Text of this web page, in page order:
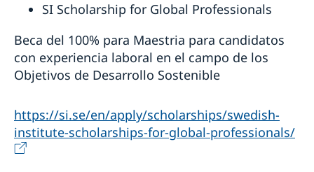
SI Scholarship for Global Professionals
Beca del 100% para Maestria para candidatos
con experiencia laboral en el campo de los
Objetivos de Desarrollo Sostenible
https://si.se/en/apply/scholarships/swedish-
institute-scholarships-for-global-professionals/